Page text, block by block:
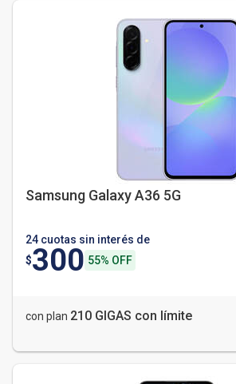
Samsung Galaxy A36 5G
24 cuotas sin interés de
$300 55% OFF
con plan 210 GIGAS con límite